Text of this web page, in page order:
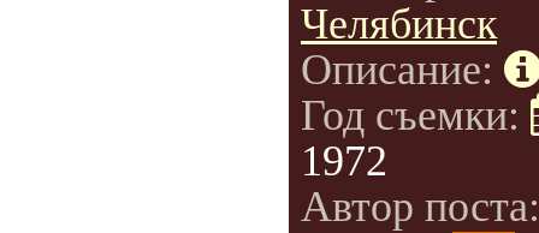
Челябинск
Описание:
Год съемки:
1972
Автор